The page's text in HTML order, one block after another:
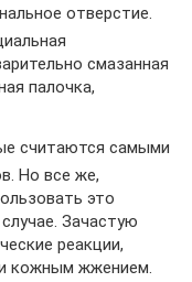
отверстие.
смазанная
палочка,
считаются самыми
Но все же,
это
Зачастую
реакции,
кожным жжением.